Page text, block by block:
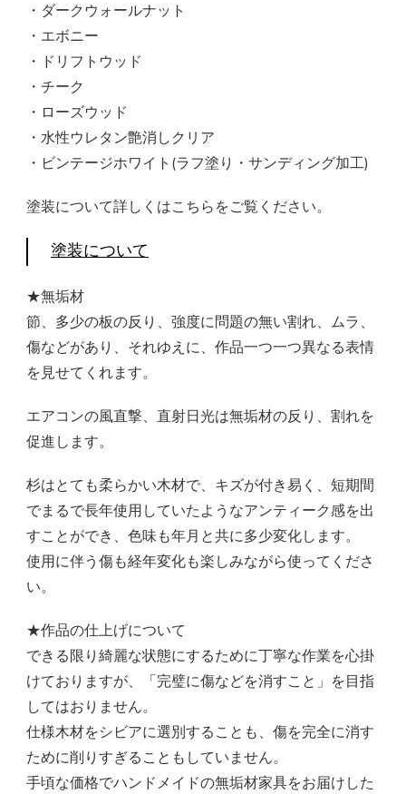
・ダークウォールナット
・エボニー
・ドリフトウッド
・チーク
・ローズウッド
・水性ウレタン艶消しクリア
・ビンテージホワイト(ラフ塗り・サンディング加工)
塗装について詳しくはこちらをご覧ください。
塗装について
★無垢材
節、多少の板の反り、強度に問題の無い割れ、ムラ、
傷などがあり、それゆえに、作品一つ一つ異なる表情
を見せてくれます。
エアコンの風直撃、直射日光は無垢材の反り、割れを
促進します。
杉はとても柔らかい木材で、キズが付き易く、短期間
でまるで長年使用していたようなアンティーク感を出
すことができ、色味も年月と共に多少変化します。
使用に伴う傷も経年変化も楽しみながら使ってくださ
い。
★作品の仕上げについて
できる限り綺麗な状態にするために丁寧な作業を心掛
けておりますが、「完璧に傷などを消すこと」を目指
してはおりません。
仕様木材をシビアに選別することも、傷を完全に消す
ために削りすぎることもしていません。
手頃な価格でハンドメイドの無垢材家具をお届けした